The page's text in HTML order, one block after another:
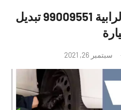
كراج بنشر متنقل الرابية 99009551‬ تبديل
سبتمبر 26, 2021
توجد
تعليقات